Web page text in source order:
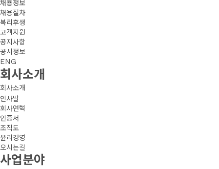
채용정보
채용절차
복리후생
고객지원
공지사항
공시정보
ENG
회사소개
회사소개
인사말
회사연혁
인증서
조직도
윤리경영
오시는길
사업분야